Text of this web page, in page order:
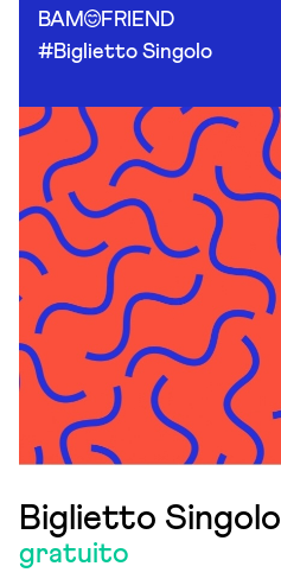
BAM
FRIEND
#Biglietto Singolo
Biglietto Singolo
gratuito